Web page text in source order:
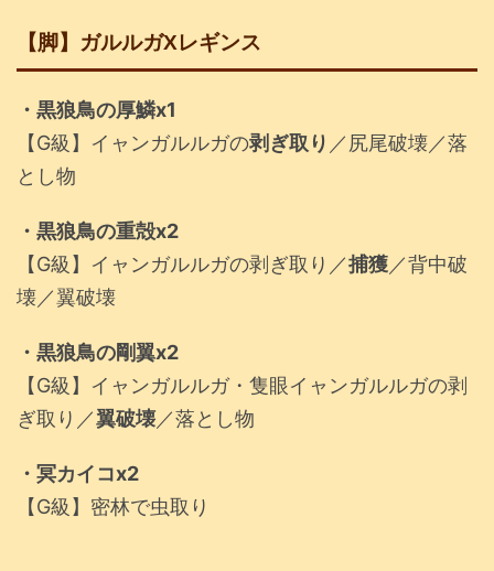
【脚】ガルルガXレギンス
・黒狼鳥の厚鱗x1
【G級】イャンガルルガの剥ぎ取り ／尻尾破壊／落
とし物
・黒狼鳥の重殻x2
【G級】イャンガルルガの剥ぎ取り／捕獲／背中破
壊／翼破壊
・黒狼鳥の剛翼x2
【G級】イャンガルルガ・隻眼イャンガルルガの剥
ぎ取り／翼破壊／落とし物
・冥カイコx2
【G級】密林で虫取り